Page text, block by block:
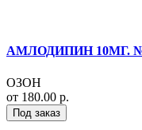
АМЛОДИПИН 10МГ.
ОЗОН
от 180.00 р.
Под заказ